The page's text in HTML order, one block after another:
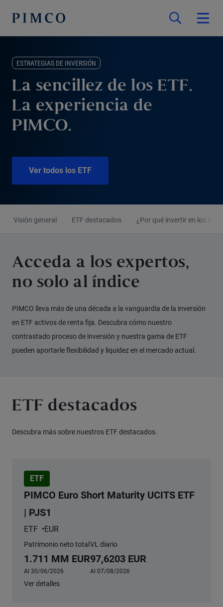
ESTRATEGIAS DE INVERSIÓN
La sencillez de los ETF.
La experiencia de
PIMCO.
Ver todos los ETF
Visión general ETF destacados ¿Por qué invertir en los ETF
Acceda a los expertos,
no solo al índice
PIMCO lleva más de una década a la vanguardia de la inversión
en ETF activos de renta fija. Descubra cómo nuestro
contrastado proceso de inversión y nuestra gama de ETF
pueden aportarle flexibilidad y liquidez en el mercado actual.
ETF destacados
Descubra más sobre nuestros ETF destacados.
ETF
PIMCO Euro Short Maturity UCITS ETF
| PJS1
ETF EUR
Patrimonio neto total
1.711 MM EUR
Al 30/06/2026
VL diario
97,6203 EUR
Al 07/08/2026
Ver detalles